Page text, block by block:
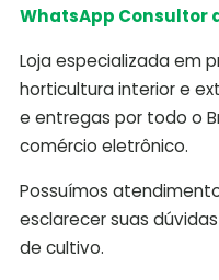
WhatsApp Consultor
Loja especializada em
horticultura interior e
e entregas por todo o
comércio eletrônico.
Possuímos
esclarecer suas
de cultivo.